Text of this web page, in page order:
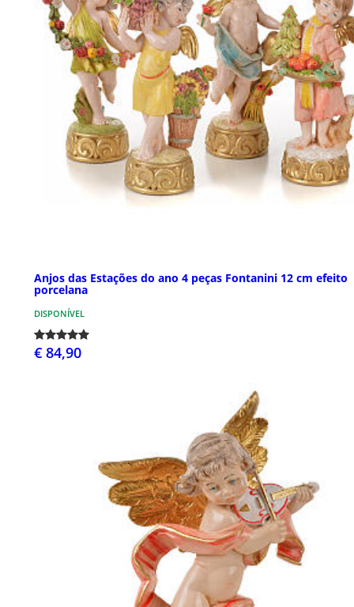
Anjos das Estações do ano 4 peças Fontanini 12 cm efeito
porcelana
DISPONÍVEL
€ 84,90